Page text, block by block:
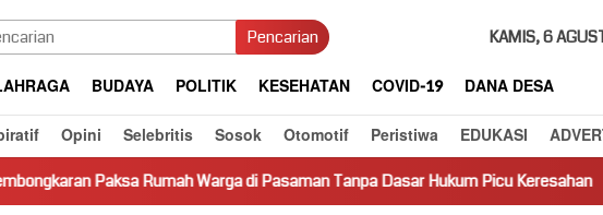
Pencarian KAMIS, 6
BUDAYA POLITIK KESEHATAN COVID-19
DANA DESA
Opini Selebritis Sosok Otomotif Peristiwa EDUKASI
Rumah Warga di Pasaman Tanpa Dasar Hukum Picu Keresahan Truk